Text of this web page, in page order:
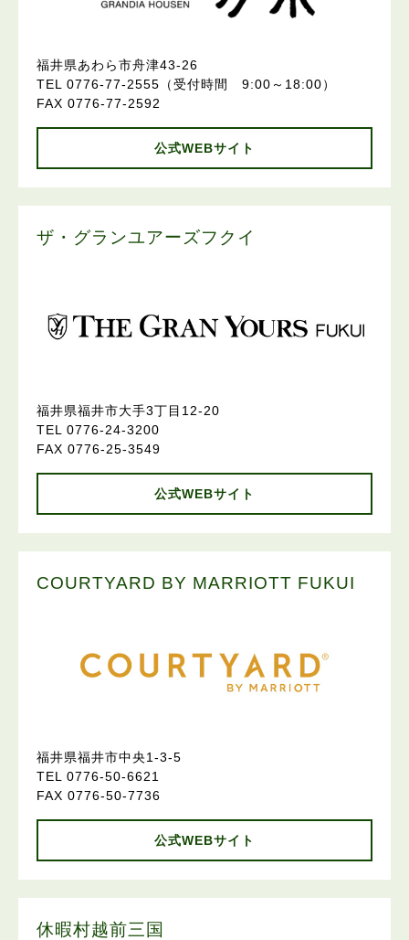
福井県あわら市舟津43-26
TEL 0776-77-2555（受付時間 9:00～18:00）
FAX 0776-77-2592
公式WEBサイト
ザ・グランユアーズフクイ
福井県福井市大手3丁目12-20
TEL 0776-24-3200
FAX 0776-25-3549
公式WEBサイト
COURTYARD BY MARRIOTT FUKUI
福井県福井市中央1-3-5
TEL 0776-50-6621
FAX 0776-50-7736
公式WEBサイト
休暇村越前三国